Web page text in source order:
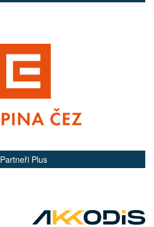
Partneři Plus